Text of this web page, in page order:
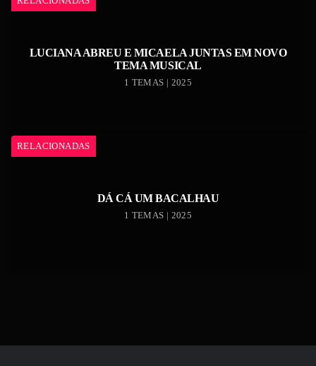
LUCIANA ABREU E MICAELA JUNTAS EM NOVO
TEMA MUSICAL
1 TEMAS | 2025
RELACIONADAS
DÁ CÁ UM BACALHAU
1 TEMAS | 2025